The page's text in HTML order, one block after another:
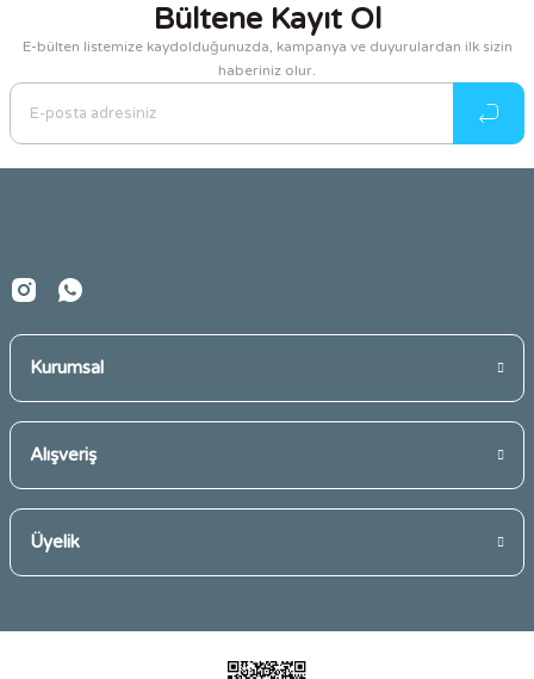
Görüş ve önerileriniz için teşekkür ederiz.
Ürün resmi kalitesiz, bozuk veya görüntülenemiyor.
Ürün açıklamasında eksik bilgiler bulunuyor.
Ürün bilgilerinde hatalar bulunuyor.
Bültene Kayıt Ol
E-bülten listemize kaydolduğunuzda, kampanya ve duyurulardan ilk sizin
haberiniz olur.
Kurumsal
Alışveriş
Üyelik